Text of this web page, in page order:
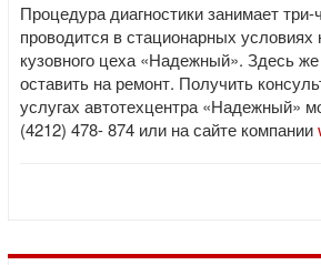
Процедура диагностики занимает
проводится в стационарных
кузовного цеха «Надежный». Здесь
оставить на ремонт. Получить
услугах автотехцентра «Надежный»
(4212) 478- 874 или на сайте компании